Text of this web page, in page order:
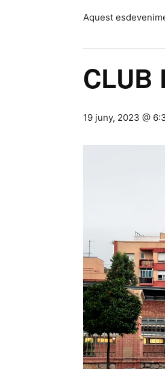
Aquest
CLUB
19 juny, 2023 @